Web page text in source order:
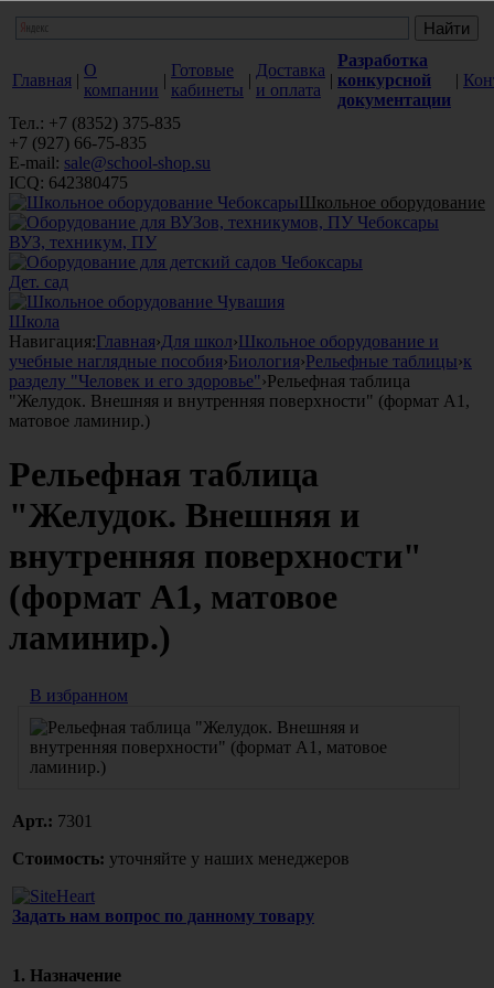
Главная |
О
компании
|
Готовые
кабинеты
|
Доставка
и оплата
|
Разработка
конкурсной
документации
|
Тел.: +7 (8352) 375-835
+7 (927) 66-75-835
E-mail: sale@school-shop.su
ICQ: 642380475
Школьное оборудование
ВУЗ, техникум, ПУ
Дет. сад
Школа
Навигация:Главная›Для школ›Школьное оборудование и
учебные наглядные пособия›Биология›Рельефные таблицы›к
разделу "Человек и его здоровье"›Рельефная таблица
"Желудок. Внешняя и внутренняя поверхности" (формат А1,
матовое ламинир.)
Рельефная таблица
"Желудок. Внешняя и
внутренняя поверхности"
(формат А1, матовое
ламинир.)
В избранном
Арт.: 7301
Стоимость: уточняйте у наших менеджеров
Задать нам вопрос по данному товару
1. Назначение